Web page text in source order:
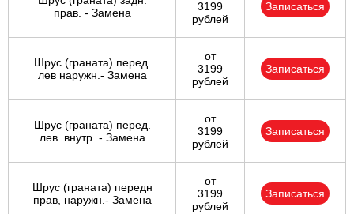
прав. - Замена
3199
рублей
Записаться
Шрус (граната) перед.
лев наружн.- Замена
от
3199
рублей
Записаться
Шрус (граната) перед.
лев. внутр. - Замена
от
3199
рублей
Записаться
Шрус (граната) передн
прав, наружн.- Замена
от
3199
рублей
Записаться